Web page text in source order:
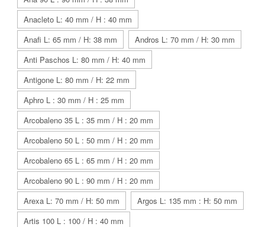
Anacleto L: 40 mm / H : 40 mm
Anafi L: 65 mm / H: 38 mm
Andros L: 70 mm / H: 30 mm
Anti Paschos L: 80 mm / H: 40 mm
Antigone L: 80 mm / H: 22 mm
Aphro L : 30 mm / H : 25 mm
Arcobaleno 35 L : 35 mm / H : 20 mm
Arcobaleno 50 L : 50 mm / H : 20 mm
Arcobaleno 65 L : 65 mm / H : 20 mm
Arcobaleno 90 L : 90 mm / H : 20 mm
Arexa L: 70 mm / H: 50 mm
Argos L: 135 mm : H: 50 mm
Artis 100 L : 100 / H : 40 mm